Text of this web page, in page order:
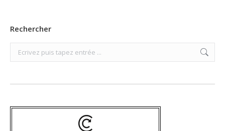
Rechercher
Search: